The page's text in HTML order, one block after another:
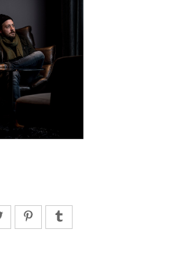
Twitter Pinterest